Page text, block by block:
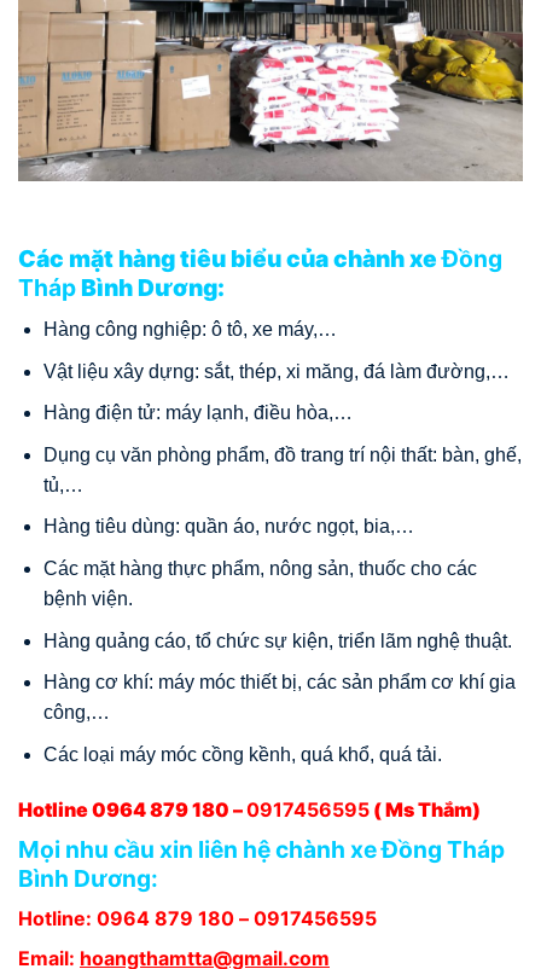
Các mặt hàng tiêu biểu của chành xeĐồng
ThápBình Dương:
Hàng công nghiệp: ô tô, xe máy,…
Vật liệu xây dựng: sắt, thép, xi măng, đá làm đường,…
Hàng điện tử: máy lạnh, điều hòa,…
Dụng cụ văn phòng phẩm, đồ trang trí nội thất: bàn, ghế,
tủ,…
Hàng tiêu dùng: quần áo, nước ngọt, bia,…
Các mặt hàng thực phẩm, nông sản, thuốc cho các
bệnh viện.
Hàng quảng cáo, tổ chức sự kiện, triển lãm nghệ thuật.
Hàng cơ khí: máy móc thiết bị, các sản phẩm cơ khí gia
công,…
Các loại máy móc cồng kềnh, quá khổ, quá tải.
Hotline 0964 879 180 –0917456595 ( Ms Thắm)
Mọi nhu cầu xin liên hệ chành xe Đồng Tháp
Bình Dương:
Hotline: 0964 879 180 – 0917456595
Email: hoangthamtta@gmail.com